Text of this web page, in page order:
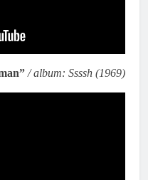
/ album: Ssssh (1969)